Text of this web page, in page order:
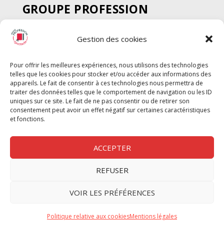
Gestion des cookies
Pour offrir les meilleures expériences, nous utilisons des technologies
telles que les cookies pour stocker et/ou accéder aux informations des
appareils. Le fait de consentir à ces technologies nous permettra de
traiter des données telles que le comportement de navigation ou les ID
uniques sur ce site. Le fait de ne pas consentir ou de retirer son
consentement peut avoir un effet négatif sur certaines caractéristiques
et fonctions.
ACCEPTER
REFUSER
VOIR LES PRÉFÉRENCES
Politique relative aux cookiesMentions légales
GROUPE PROFESSION
SPECTACLE
Chèque Intermittents
Chèque Compta
Chèque Emploi Spectacle
G-Pods
Profession Audio-visuel
Nous contacter